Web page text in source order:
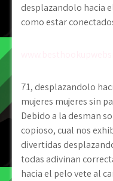
desplazandolo hacia
como estar
71, desplazandolo
mujeres mujeres sin
Debido a la desman
copioso, cual nos
divertidas
todas adivinan
hacia el pelo vete al